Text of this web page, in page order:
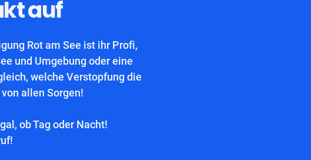
auf
Rot am See ist ihr Profi,
und Umgebung oder eine
welche Verstopfung die
allen Sorgen!
ob Tag oder Nacht!